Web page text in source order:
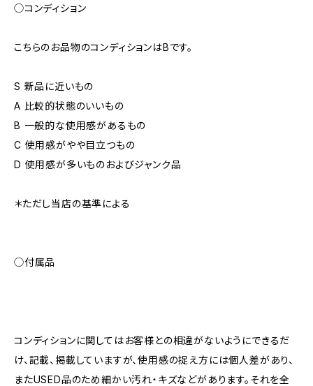
◯コンディション
こちらのお品物のコンディションはBです。
S 新品に近いもの
A 比較的状態のいいもの
B 一般的な使用感があるもの
C 使用感がやや目立つもの
D 使用感が多いものおよびジャンク品
＊ただし当店の基準による
◯付属品
コンディションに関してはお客様との相違がないようにできるだ
け、記載、掲載していますが、使用感の捉え方には個人差があり、
またUSED品のため細かい汚れ・キズなどがあります。それを全